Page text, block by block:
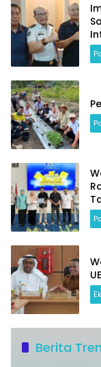
Berita